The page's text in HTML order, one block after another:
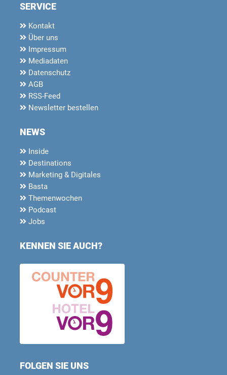
SERVICE
Kontakt
Über uns
Impressum
Mediadaten
Datenschutz
AGB
RSS-Feed
Newsletter bestellen
NEWS
Inside
Destinations
Marketing & Digitales
Basta
Themenwochen
Podcast
Jobs
KENNEN SIE AUCH?
FOLGEN SIE UNS